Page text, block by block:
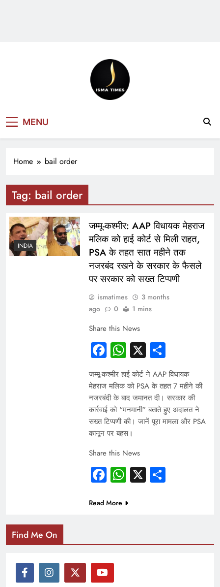
NEWS
MENU
Home bail order
Tag: bail order
INDIA
जम्मू-कश्मीर: AAP विधायक मेहराज
मलिक को हाई कोर्ट से मिली राहत,
PSA के तहत सात महीने तक
नजरबंद रखने के सरकार के फैसले
पर सरकार को सख्त टिप्पणी
ismatimes
3 months
ago
0 1 mins
Share this News
Facebook
WhatsApp
X Share
जम्मू-कश्मीर हाई कोर्ट ने AAP विधायक
मेहराज मलिक को PSA के तहत 7 महीने की
नजरबंदी के बाद जमानत दी। सरकार की
कार्रवाई को “मनमानी” बताते हुए अदालत ने
सख्त टिप्पणी की। जानें पूरा मामला और PSA
कानून पर बहस।
Share this News
Facebook
WhatsApp
X Share
Read More
Find Me On